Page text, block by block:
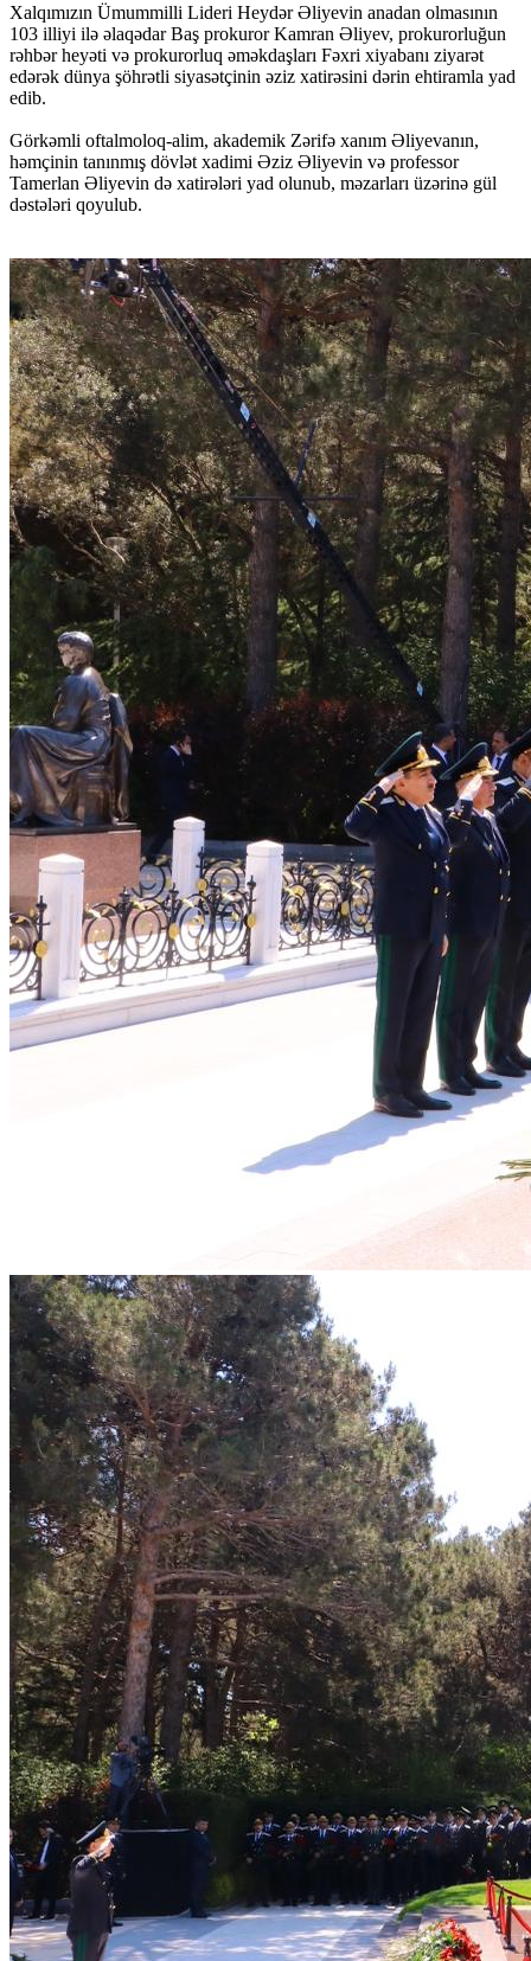
Xalqımızın Ümummilli Lideri Heydər Əliyevin anadan olmasının
103 illiyi ilə əlaqədar Baş prokuror Kamran Əliyev, prokurorluğun
rəhbər heyəti və prokurorluq əməkdaşları Fəxri xiyabanı ziyarət
edərək dünya şöhrətli siyasətçinin əziz xatirəsini dərin ehtiramla yad
edib.
Görkəmli oftalmoloq-alim, akademik Zərifə xanım Əliyevanın,
həmçinin tanınmış dövlət xadimi Əziz Əliyevin və professor
Tamerlan Əliyevin də xatirələri yad olunub, məzarları üzərinə gül
dəstələri qoyulub.